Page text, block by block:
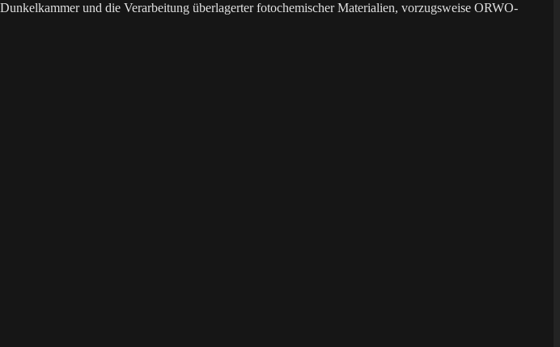
und die Verarbeitung überlagerter fotochemischer Materialien, vorzugsweise ORWO-